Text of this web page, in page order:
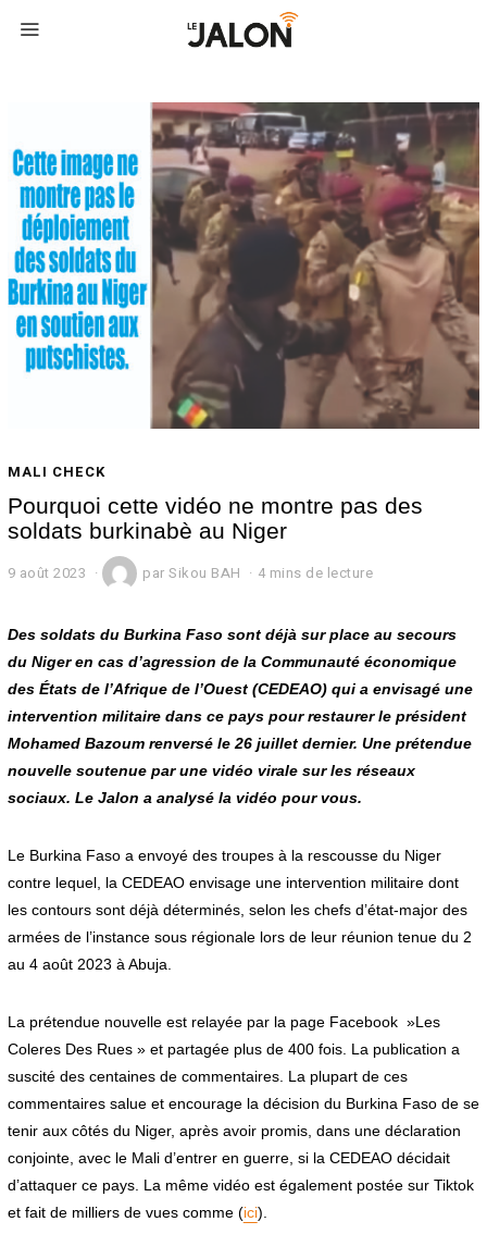
MALI CHECK
Pourquoi cette vidéo ne montre pas des
soldats burkinabè au Niger
9 août 2023
o
t
2
0
3
parSikou BAH 4 mins de lecture
Des soldats du Burkina Faso sont déjà sur place au secours
du Niger en cas d’agression de la Communauté économique
des États de l’Afrique de l’Ouest (CEDEAO) qui a envisagé une
intervention militaire dans ce pays pour restaurer le président
Mohamed Bazoum renversé le 26 juillet dernier. Une prétendue
nouvelle soutenue par une vidéo virale sur les réseaux
sociaux. Le Jalon a analysé la vidéo pour vous.
Le Burkina Faso a envoyé des troupes à la rescousse du Niger
contre lequel, la CEDEAO envisage une intervention militaire dont
les contours sont déjà déterminés, selon les chefs d’état-major des
armées de l’instance sous régionale lors de leur réunion tenue du 2
au 4 août 2023 à Abuja.
La prétendue nouvelle est relayée par la page Facebook »Les
Coleres Des Rues » et partagée plus de 400 fois. La publication a
suscité des centaines de commentaires. La plupart de ces
commentaires salue et encourage la décision du Burkina Faso de se
tenir aux côtés du Niger, après avoir promis, dans une déclaration
conjointe, avec le Mali d’entrer en guerre, si la CEDEAO décidait
d’attaquer ce pays. La même vidéo est également postée sur Tiktok
et fait de milliers de vues comme (ici).